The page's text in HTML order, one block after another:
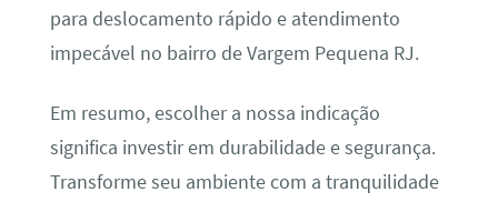
para deslocamento rápido e atendimento
impecável no bairro de Vargem Pequena RJ.
Em resumo, escolher a nossa indicação
significa investir em durabilidade e segurança.
Transforme seu ambiente com a tranquilidade